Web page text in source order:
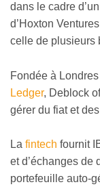
dans le cadre
d’Hoxton
celle de plusieurs
Fondée à
Ledger, Deblock
gérer du fiat et
La fintech fournit
et d’échanges de
portefeuille auto-